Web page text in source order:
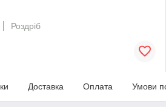
Роздріб
Доставка Оплата Умови